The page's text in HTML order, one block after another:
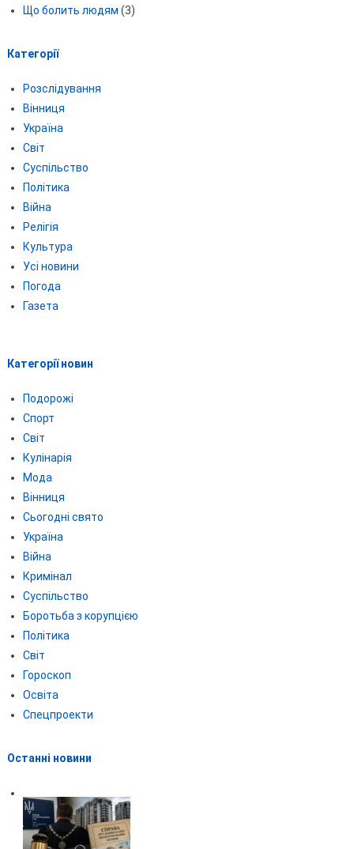
Що болить людям (3)
Категорії
Розслідування
Вінниця
Україна
Світ
Суспільство
Політика
Війна
Релігія
Культура
Усі новини
Погода
Газета
Категорії новин
Подорожі
Спорт
Світ
Кулінарія
Мода
Вінниця
Сьогодні свято
Україна
Війна
Кримінал
Суспільство
Боротьба з корупцією
Політика
Світ
Гороскоп
Освіта
Спецпроекти
Останні новини